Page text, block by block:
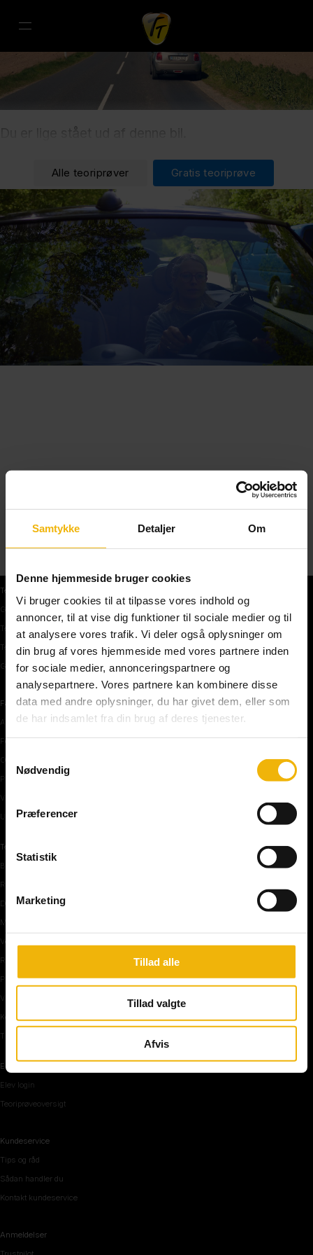
Samtykke Detaljer Om
Denne hjemmeside bruger cookies
Vi bruger cookies til at tilpasse vores indhold og
annoncer, til at vise dig funktioner til sociale medier og til
at analysere vores trafik. Vi deler også oplysninger om
din brug af vores hjemmeside med vores partnere inden
for sociale medier, annonceringspartnere og
analysepartnere. Vores partnere kan kombinere disse
data med andre oplysninger, du har givet dem, eller som
de har indsamlet fra din brug af deres tjenester.
Nødvendig
Præferencer
Statistik
Marketing
Tillad alle
Tillad valgte
Afvis
Alle teoriprøver Gratis teoriprøve
Teoriprøver
Gratis teoriprøve
Teoriprøver oversigt
Teoriprøver – pakker/priser
Generhvervelse af kørekort
Færdselstavler
Advarselstavler
Forbudstavler
Oplysningstavler
Påbudstavler
Vigepligtstavler
Undertavler
Teoriundervisning
Bilens teknik
Risikoforhold
De første manøvre på vej
Manøvre på vej
Vejkryds
Rundkørsel og motorvej
Parkering, mørke og tunnel
Vi mennesker
Køreteknik
Tips og råd inden teoriprøven
Elevområde
Elev login
Teoriprøveoversigt
Kundeservice
Tips og råd
Sådan handler du
Kontakt kundeservice
Anmeldelser